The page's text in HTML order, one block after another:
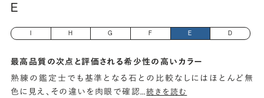
E
H G F E D
最高品質の次点と評価される希少性の高いカラー
熟練の鑑定士でも基準となる石との比較なしにはほとんど無
色に見え、その違いを肉眼で確認…続きを読む